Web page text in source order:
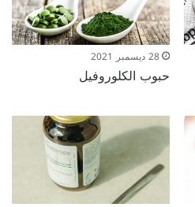
28 ديسمبر 2021
حبوب الكلوروفيل